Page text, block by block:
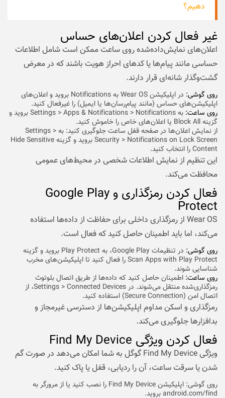
دهیم؟
غیر فعال کردن اعلان‌های حساس
اعلان‌های نمایش‌داده‌شده روی ساعت ممکن است شامل اطلاعات
حساسی مانند پیام‌ها یا کدهای احراز هویت باشند که در معرض
گشت‌وگذار شانه‌ای قرار دارند.
روی گوشی:
در اپلیکیشن Wear OS به Notifications بروید و اعلان‌های
اپلیکیشن‌های حساس (مانند پیام‌رسان‌ها یا ایمیل) را غیرفعال کنید.
روی ساعت:
به Settings > Apps & Notifications > Notifications بروید و
گزینه Block All یا اعلان‌های خاص را خاموش کنید.
از نمایش اعلان‌ها در صفحه قفل ساعت جلوگیری کنید: به Settings >
Security > Notifications on Lock Screen بروید و گزینه Hide Sensitive
Content را انتخاب کنید.
این تنظیم از نمایش اطلاعات شخصی در محیط‌های عمومی
محافظت می‌کند.
فعال کردن رمزگذاری و Google Play
Protect
Wear OS از رمزگذاری داخلی برای حفاظت از داده‌ها استفاده
می‌کند، اما باید اطمینان حاصل کنید که فعال است.
روی گوشی:
در تنظیمات Google Play، به Play Protect بروید و گزینه
Scan Apps with Play Protect را فعال کنید تا اپلیکیشن‌های مخرب
شناسایی شوند.
روی ساعت: اطمینان حاصل کنید که داده‌ها از طریق اتصال بلوتوث
رمزگذاری‌شده منتقل می‌شوند. در Settings > Connected Devices، از
اتصال امن (Secure Connection) استفاده کنید.
رمزگذاری و اسکن مداوم اپلیکیشن‌ها از دسترسی غیرمجاز و
بدافزارها جلوگیری می‌کند.
فعال کردن ویژگی Find My Device
ویژگی Find My Device گوگل به شما امکان می‌دهد در صورت گم
شدن یا سرقت ساعت، آن را ردیابی، قفل یا پاک کنید.
روی گوشی: اپلیکیشن Find My Device را نصب کنید یا از مرورگر به
android.com/find بروید.